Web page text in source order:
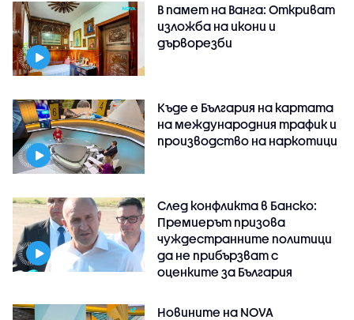
В памет на Ванга: Откриват
изложба на икони и
дърворезби
Къде е България на картата
на международния трафик и
производство на наркотици
След конфликта в Банско:
Премиерът призова
чуждестранните политици
да не прибързват с
оценките за България
Новините на NOVA